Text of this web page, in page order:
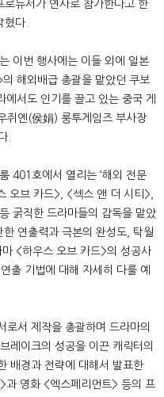
로듀서가 연사로 참가한다고 한
다.
이번 행사에는 이들 외에 일본
해외배급 총괄을 맡았던 쿠보
서도 인기를 끌고 있는 중국 게
쥐엔(侯娟) 룽투게임즈 부사장
.
401호에서 열리는 ‘해외 전문
오브 카드>, <섹스 앤 더 시티>,
굵직한 드라마들의 감독을 맡았
연출력과 극본의 완성도, 탁월
마 <하우스 오브 카드>의 성공사
출 기법에 대해 자세히 다룰 예
로서 제작을 총괄하며 드라마의
레이크의 성공을 이끈 캐릭터의
배경과 전략에 대해서 발표한
과 영화 <엑스페리먼트> 등의 프